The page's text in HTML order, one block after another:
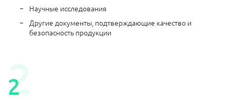
Научные исследования
Другие документы, подтверждающие качество и
безопасность продукции